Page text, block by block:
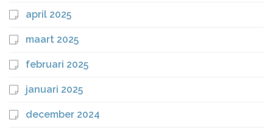
april 2025
maart 2025
februari 2025
januari 2025
december 2024